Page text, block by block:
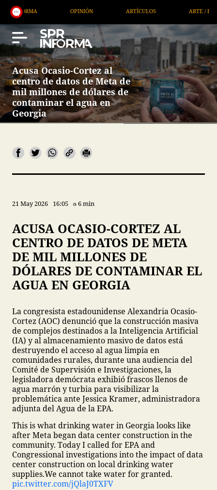
OPINIÓN ARTÍCULOS ARTE /
Acusa Ocasio-Cortez al
centro de datos de Meta de
mil millones de dólares de
contaminar el agua en
Georgia
21 May 2026 16:05 6 min
ACUSA OCASIO-CORTEZ AL
CENTRO DE DATOS DE META
DE MIL MILLONES DE
DÓLARES DE CONTAMINAR EL
AGUA EN GEORGIA
La congresista estadounidense Alexandria Ocasio-
Cortez (AOC) denunció que la construcción masiva
de complejos destinados a la Inteligencia Artificial
(IA) y al almacenamiento masivo de datos está
destruyendo el acceso al agua limpia en
comunidades rurales, durante una audiencia del
Comité de Supervisión e Investigaciones, la
legisladora demócrata exhibió frascos llenos de
agua marrón y turbia para visibilizar la
problemática ante Jessica Kramer, administradora
adjunta del Agua de la EPA.
This is what drinking water in Georgia looks like
after Meta began data center construction in the
community. Today I called for EPA and
Congressional investigations into the impact of data
center construction on local drinking water
supplies.We cannot take water for granted.
pic.twitter.com/jQlaJ0TXFV